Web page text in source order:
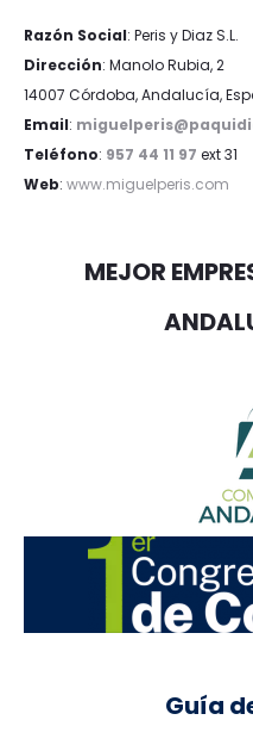
Razón Social: Peris y Diaz S.L.
Dirección: Manolo Rubia, 2
14007 Córdoba, Andalucía,
Email:
Teléfono: 957 44 11 97 ext 31
Web: www.miguelperis.com
MEJOR
Guía